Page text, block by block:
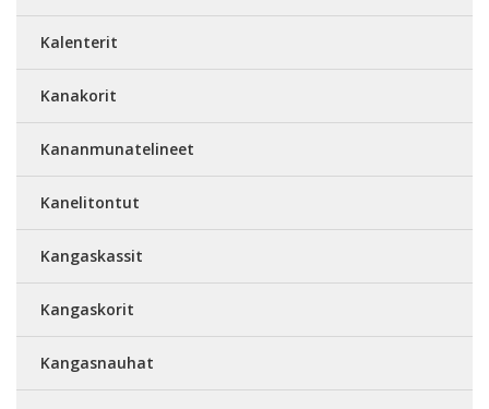
Kalenterit
Kanakorit
Kananmunatelineet
Kanelitontut
Kangaskassit
Kangaskorit
Kangasnauhat